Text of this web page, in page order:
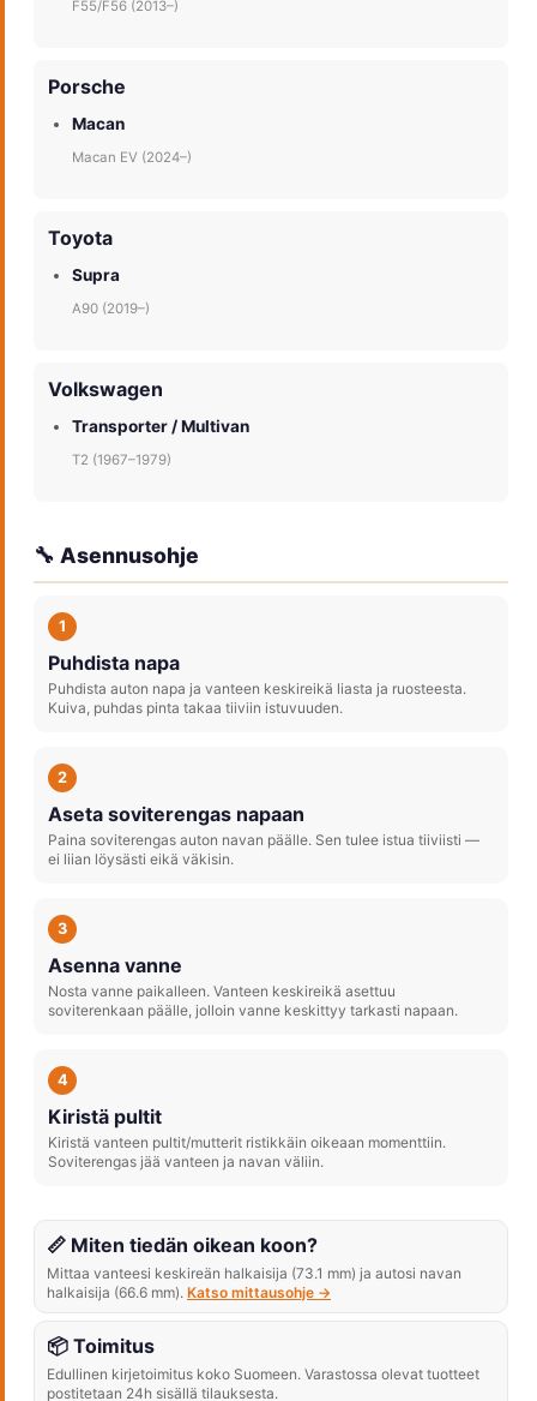
F55/F56 (2013–)
Porsche
Macan
Macan EV (2024–)
Toyota
Supra
A90 (2019–)
Volkswagen
Transporter / Multivan
T2 (1967–1979)
🔧 Asennusohje
1
Puhdista napa
Puhdista auton napa ja vanteen keskireikä liasta ja ruosteesta.
Kuiva, puhdas pinta takaa tiiviin istuvuuden.
2
Aseta soviterengas napaan
Paina soviterengas auton navan päälle. Sen tulee istua tiiviisti —
ei liian löysästi eikä väkisin.
3
Asenna vanne
Nosta vanne paikalleen. Vanteen keskireikä asettuu
soviterenkaan päälle, jolloin vanne keskittyy tarkasti napaan.
4
Kiristä pultit
Kiristä vanteen pultit/mutterit ristikkäin oikeaan momenttiin.
Soviterengas jää vanteen ja navan väliin.
📏 Miten tiedän oikean koon?
Mittaa vanteesi keskireän halkaisija (73.1 mm) ja autosi navan
halkaisija (66.6 mm). Katso mittausohje →
📦 Toimitus
Edullinen kirjetoimitus koko Suomeen. Varastossa olevat tuotteet
postitetaan 24h sisällä tilauksesta.